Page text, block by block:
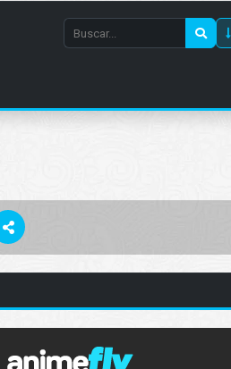
Search
episode